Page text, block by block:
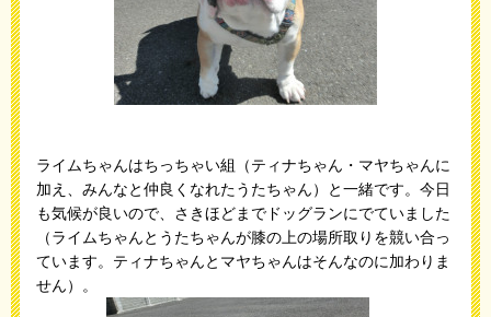
ライムちゃんはちっちゃい組（ティナちゃん・マヤちゃんに
加え、みんなと仲良くなれたうたちゃん）と一緒です。今日
も気候が良いので、さきほどまでドッグランにでていました
（ライムちゃんとうたちゃんが膝の上の場所取りを競い合っ
ています。ティナちゃんとマヤちゃんはそんなのに加わりま
せん）。